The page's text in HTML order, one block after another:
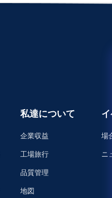
私達について
企業収益
工場旅行
品質管理
地図
場
ニ